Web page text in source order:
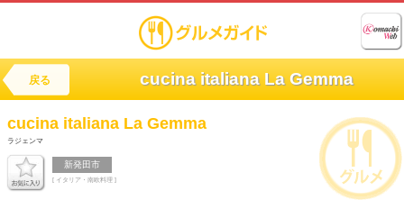
戻る cucina italiana La Gemma
cucina italiana La Gemma
ラジェンマ
新発田市
[ イタリア・南欧料理 ]